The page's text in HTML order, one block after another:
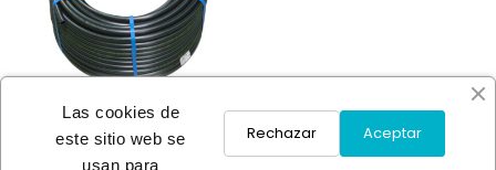
Las cookies de
este sitio web se
usan para
Aceptar
Rechazar